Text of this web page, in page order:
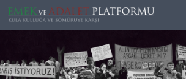
Skip to content